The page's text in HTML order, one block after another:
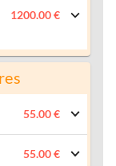
1200.00 €
55.00 €
55.00 €